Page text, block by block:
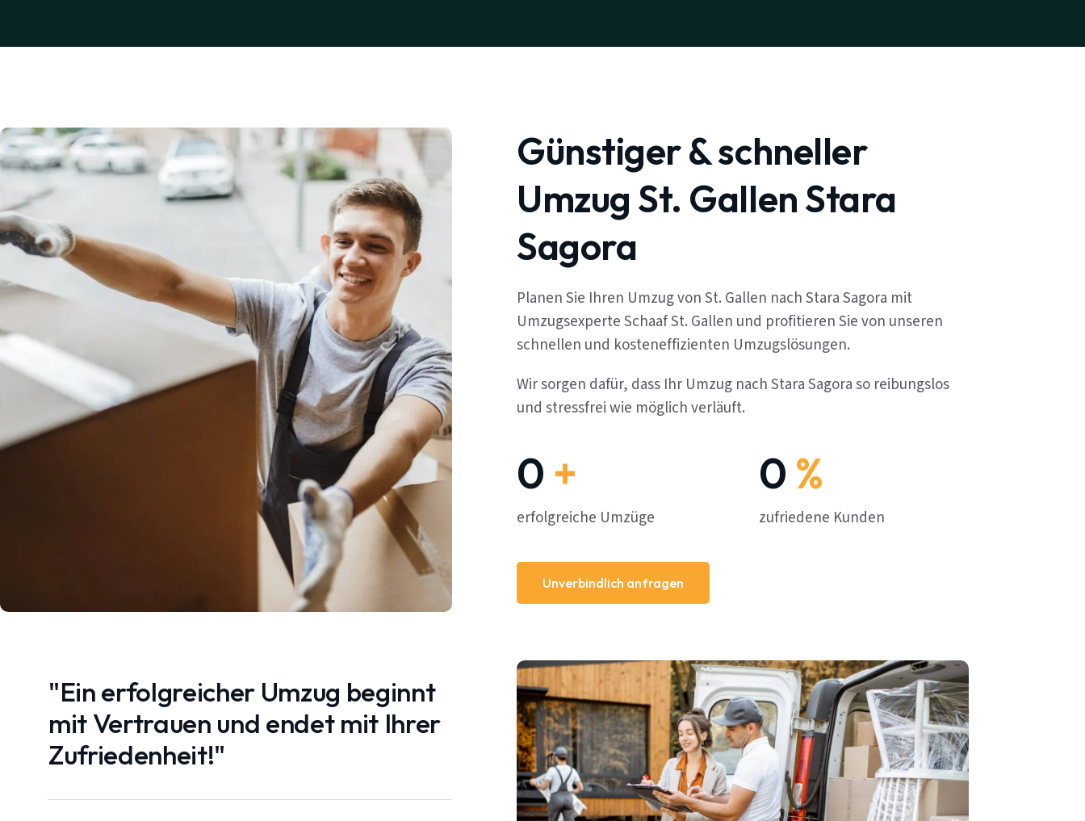
"Ein erfolgreicher Umzug beginnt
mit Vertrauen und endet mit Ihrer
Zufriedenheit!"
Günstiger & schneller
Umzug St. Gallen Stara
Sagora
Planen Sie Ihren Umzug von St. Gallen nach Stara Sagora mit
Umzugsexperte Schaaf St. Gallen und profitieren Sie von unseren
schnellen und kosteneffizienten Umzugslösungen.
Wir sorgen dafür, dass Ihr Umzug nach Stara Sagora so reibungslos
und stressfrei wie möglich verläuft.
0 +
erfolgreiche Umzüge
0 %
zufriedene Kunden
Unverbindlich anfragen